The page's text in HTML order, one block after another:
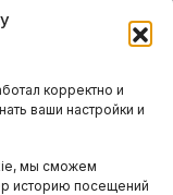
корректно и
ваши настройки и
мы сможем
историю посещений